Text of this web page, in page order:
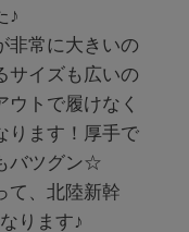
♪
非常に大きいの
サイズも広いの
トで履けなく
ります！厚手で
バツグン☆
て、北陸新幹
ります♪